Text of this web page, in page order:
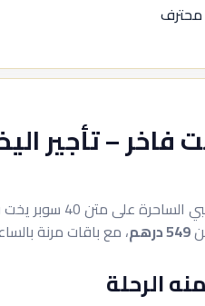
فاخر – تأجير
اكتشف سواحل
549 درهم ، مع باقات مرنة
الرحلة